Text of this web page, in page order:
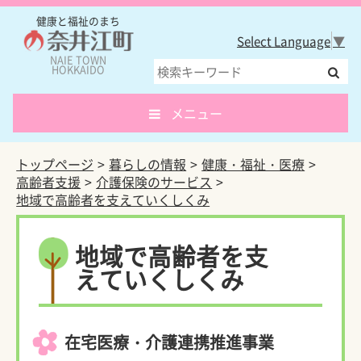
健康と福祉のまち
NAIE TOWN
HOKKAIDO
Select Language▼
メニュー
トップページ 暮らしの情報
健康・福祉・医療
高齢者支援
介護保険のサービス
地域で高齢者を支えていくしくみ
地域で高齢者を支
えていくしくみ
在宅医療・介護連携推進事業